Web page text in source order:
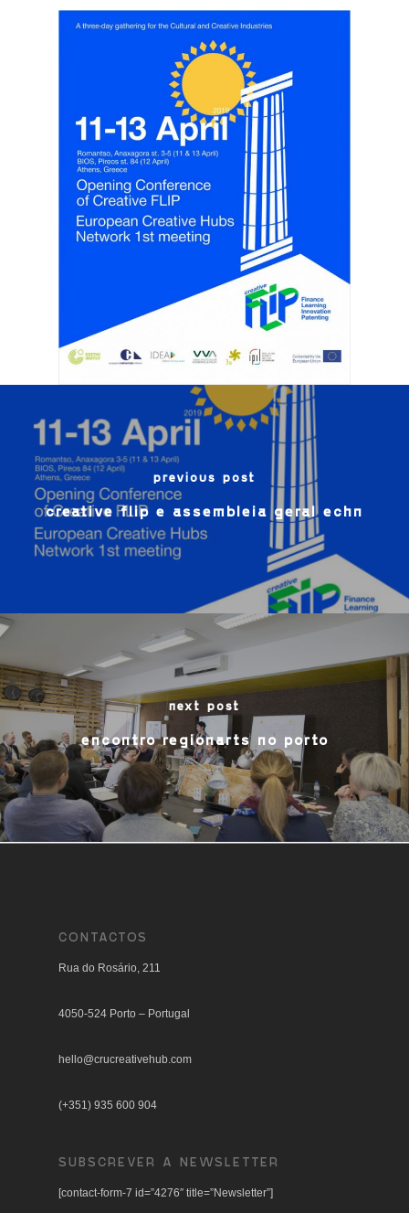
previous post
creative flip e assembleia geral echn
next post
encontro regionarts no porto
CONTACTOS
Rua do Rosário, 211
4050-524 Porto – Portugal
hello@crucreativehub.com
(+351) 935 600 904
SUBSCREVER A NEWSLETTER
[contact-form-7 id=”4276″ title=”Newsletter”]